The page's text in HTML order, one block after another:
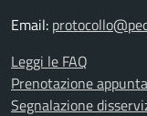
Email:
Leggi le FAQ
Prenotazione
Segnalazione